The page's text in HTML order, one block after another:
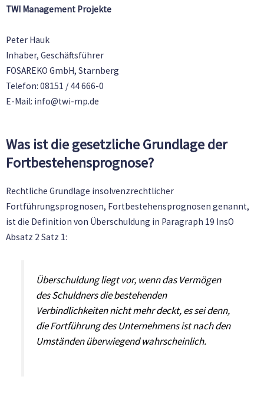
TWI Management Projekte
Peter Hauk
Inhaber, Geschäftsführer
FOSAREKO GmbH, Starnberg
Telefon: 08151 / 44 666-0
E-Mail: info@twi-mp.de
Was ist die gesetzliche Grundlage der
Fortbestehensprognose?
Rechtliche Grundlage insolvenzrechtlicher
Fortführungsprognosen, Fortbestehensprognosen genannt,
ist die Definition von Überschuldung in Paragraph 19 InsO
Absatz 2 Satz 1:
Überschuldung liegt vor, wenn das Vermögen
des Schuldners die bestehenden
Verbindlichkeiten nicht mehr deckt, es sei denn,
die Fortführung des Unternehmens ist nach den
Umständen überwiegend wahrscheinlich.